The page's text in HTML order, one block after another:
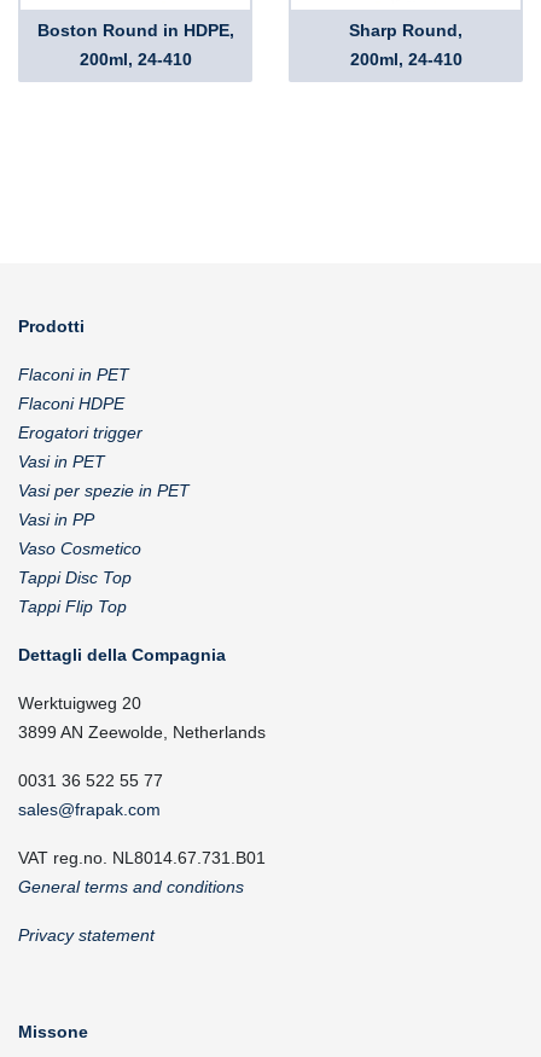
Boston Round in HDPE,
200ml, 24-410
Sharp Round,
200ml, 24-410
Prodotti
Flaconi in PET
Flaconi HDPE
Erogatori trigger
Vasi in PET
Vasi per spezie in PET
Vasi in PP
Vaso Cosmetico
Tappi Disc Top
Tappi Flip Top
Dettagli della Compagnia
Werktuigweg 20
3899 AN Zeewolde, Netherlands
0031 36 522 55 77
sales@frapak.com
VAT reg.no. NL8014.67.731.B01
General terms and conditions
Privacy statement
Missone